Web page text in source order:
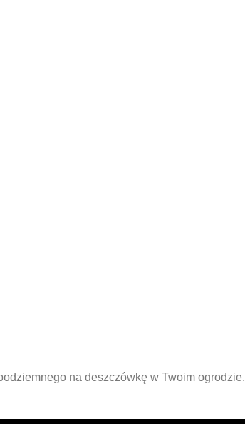
na deszczówkę w Twoim ogrodzie.